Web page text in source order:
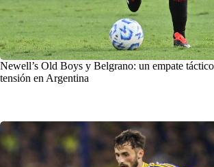
Newell’s Old Boys y Belgrano: un empate
tensión en Argentina